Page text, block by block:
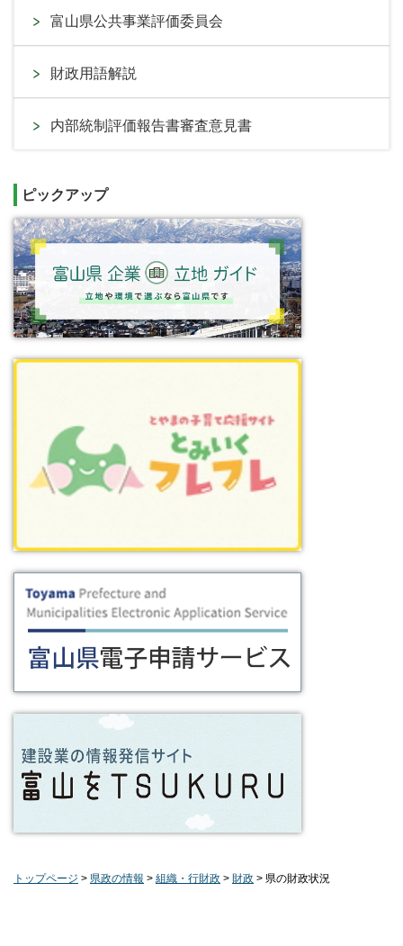
富山県公共事業評価委員会
財政用語解説
内部統制評価報告書審査意見書
ピックアップ
トップページ > 県政の情報 > 組織・行財政 > 財政 > 県の財政状況